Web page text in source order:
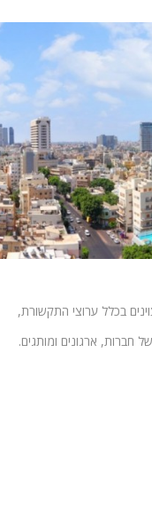
בכלל ערוצי התקשורת,
חברות, ארגונים ומותגים.